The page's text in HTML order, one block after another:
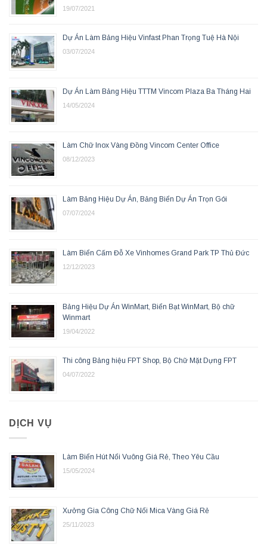
19/07/2021
Dự Án Làm Bảng Hiệu Vinfast Phan Trọng Tuệ Hà Nội
03/07/2024
Dự Án Làm Bảng Hiệu TTTM Vincom Plaza Ba Tháng Hai
14/05/2024
Làm Chữ Inox Vàng Đồng Vincom Center Office
08/12/2023
Làm Bảng Hiệu Dự Án, Bảng Biển Dự Án Trọn Gói
07/07/2024
Làm Biển Cấm Đỗ Xe Vinhomes Grand Park TP Thủ Đức
12/12/2023
Bảng Hiệu Dự Án WinMart, Biển Bạt WinMart, Bộ chữ
Winmart
19/04/2022
Thi công Bảng hiệu FPT Shop, Bộ Chữ Mặt Dựng FPT
04/07/2022
DỊCH VỤ
Làm Biển Hút Nổi Vuông Giá Rẻ, Theo Yêu Cầu
15/05/2024
Xưởng Gia Công Chữ Nổi Mica Vàng Giá Rẻ
25/11/2023